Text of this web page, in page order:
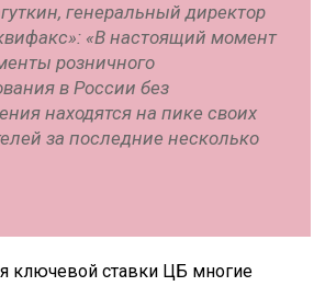
генеральный директор
«В настоящий момент
розничного
в России без
находятся на пике своих
за последние несколько
ключевой ставки ЦБ многие